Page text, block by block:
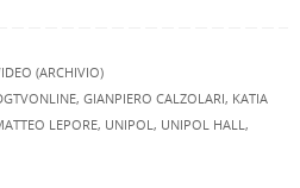
(ARCHIVIO)
, GIANPIERO CALZOLARI, KATIA
LEPORE, UNIPOL, UNIPOL HALL,